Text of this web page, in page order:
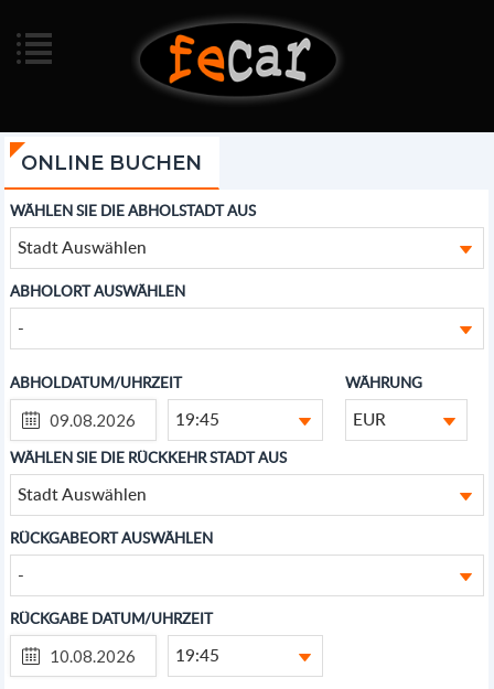
ONLINE BUCHEN
WÄHLEN SIE DIE ABHOLSTADT AUS
Stadt Auswählen
ABHOLORT AUSWÄHLEN
-
ABHOLDATUM/UHRZEIT
19:45
WÄHRUNG
EUR
WÄHLEN SIE DIE RÜCKKEHR STADT AUS
Stadt Auswählen
RÜCKGABEORT AUSWÄHLEN
-
RÜCKGABE DATUM/UHRZEIT
19:45